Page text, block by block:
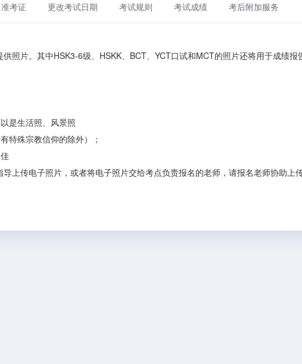
准考证 更改考试日期 考试规则 考试成绩 考后附加服务
照片。其中HSK3-6级、HSKK、BCT、YCT口试和MCT的照片还将用于成绩报
是生活照、风景照
特殊宗教信仰的除外）；
上传电子照片，或者将电子照片交给考点负责报名的老师，请报名老师协助上传